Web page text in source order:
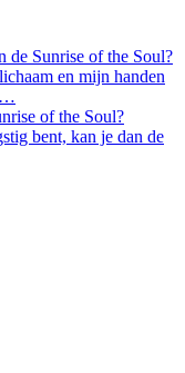
de Sunrise of the Soul?
en mijn handen
of the Soul?
bent, kan je dan de